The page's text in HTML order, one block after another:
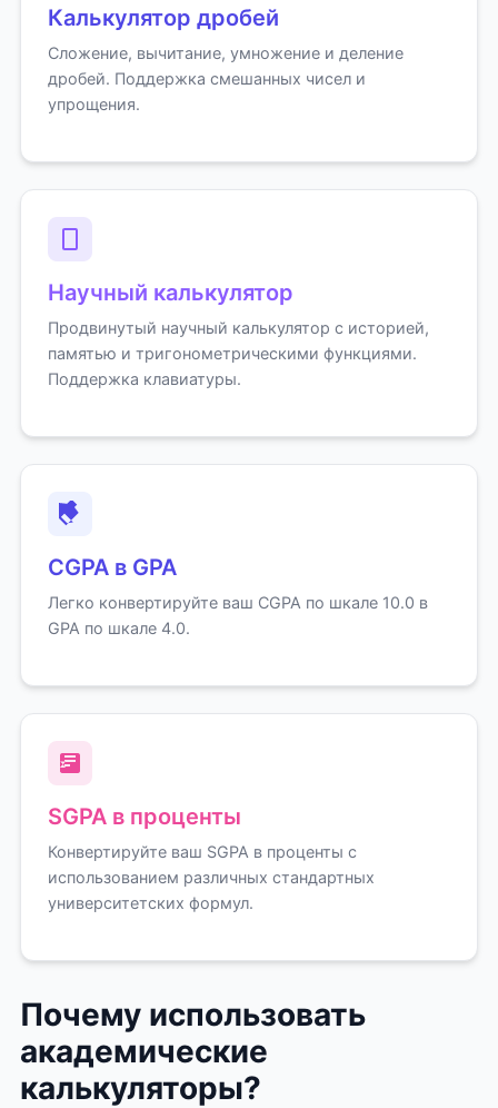
Калькулятор дробей
Сложение, вычитание, умножение и деление
дробей. Поддержка смешанных чисел и
упрощения.
Научный калькулятор
Продвинутый научный калькулятор с историей,
памятью и тригонометрическими функциями.
Поддержка клавиатуры.
CGPA в GPA
Легко конвертируйте ваш CGPA по шкале 10.0 в
GPA по шкале 4.0.
SGPA в проценты
Конвертируйте ваш SGPA в проценты с
использованием различных стандартных
университетских формул.
Почему использовать
академические
калькуляторы?